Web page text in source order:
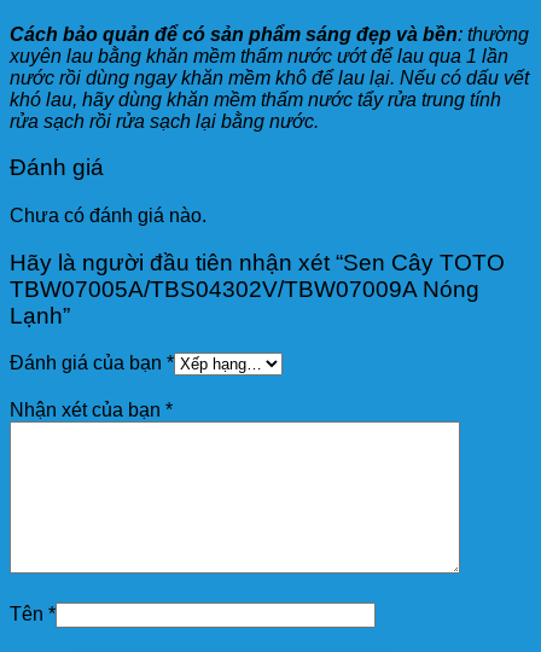
Cách bảo quản để có sản phẩm sáng đẹp và bền: thường
xuyên lau bằng khăn mềm thấm nước ướt để lau qua 1 lần
nước rồi dùng ngay khăn mềm khô để lau lại. Nếu có dấu vết
khó lau, hãy dùng khăn mềm thấm nước tẩy rửa trung tính
rửa sạch rồi rửa sạch lại bằng nước.
Đánh giá
Chưa có đánh giá nào.
Hãy là người đầu tiên nhận xét “Sen Cây TOTO
TBW07005A/TBS04302V/TBW07009A Nóng
Lạnh”
Đánh giá của bạn *
Nhận xét của bạn *
Tên *